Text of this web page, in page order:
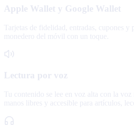
Apple Wallet y Google Wallet
Tarjetas de fidelidad, entradas, cupones y
monedero del móvil con un toque.
Lectura por voz
Tu contenido se lee en voz alta con la
manos libres y accesible para artículos,